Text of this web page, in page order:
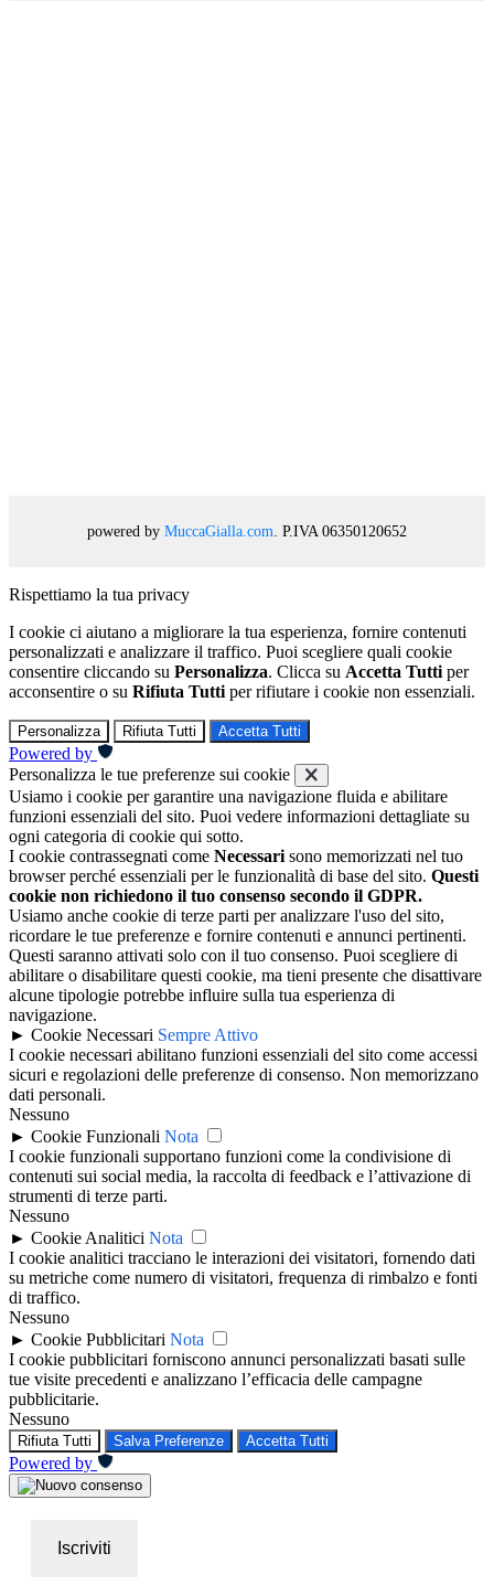
powered by MuccaGialla.com . P.IVA 06350120652
Rispettiamo la tua privacy
I cookie ci aiutano a migliorare la tua esperienza, fornire contenuti
personalizzati e analizzare il traffico. Puoi scegliere quali cookie
consentire cliccando su Personalizza. Clicca su Accetta Tutti per
acconsentire o su Rifiuta Tutti per rifiutare i cookie non essenziali.
Personalizza Rifiuta Tutti Accetta Tutti
Powered by
Personalizza le tue preferenze sui cookie
Usiamo i cookie per garantire una navigazione fluida e abilitare
funzioni essenziali del sito. Puoi vedere informazioni dettagliate su
ogni categoria di cookie qui sotto.
I cookie contrassegnati come Necessari sono memorizzati nel tuo
browser perché essenziali per le funzionalità di base del sito. Questi
cookie non richiedono il tuo consenso secondo il GDPR.
Usiamo anche cookie di terze parti per analizzare l'uso del sito,
ricordare le tue preferenze e fornire contenuti e annunci pertinenti.
Questi saranno attivati solo con il tuo consenso. Puoi scegliere di
abilitare o disabilitare questi cookie, ma tieni presente che disattivare
alcune tipologie potrebbe influire sulla tua esperienza di
navigazione.
► Cookie Necessari Sempre Attivo
I cookie necessari abilitano funzioni essenziali del sito come accessi
sicuri e regolazioni delle preferenze di consenso. Non memorizzano
dati personali.
Nessuno
► Cookie Funzionali Nota
I cookie funzionali supportano funzioni come la condivisione di
contenuti sui social media, la raccolta di feedback e l’attivazione di
strumenti di terze parti.
Nessuno
► Cookie Analitici Nota
I cookie analitici tracciano le interazioni dei visitatori, fornendo dati
su metriche come numero di visitatori, frequenza di rimbalzo e fonti
di traffico.
Nessuno
► Cookie Pubblicitari Nota
I cookie pubblicitari forniscono annunci personalizzati basati sulle
tue visite precedenti e analizzano l’efficacia delle campagne
pubblicitarie.
Nessuno
Rifiuta Tutti Salva Preferenze Accetta Tutti
Powered by
Iscriviti